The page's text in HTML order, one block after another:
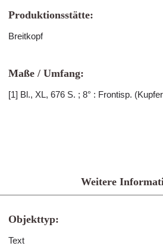
Produktionsstätte:
Breitkopf
Maße / Umfang:
[1] Bl., XL, 676 S. ; 8° : Frontisp.
Weitere
Objekttyp:
Text